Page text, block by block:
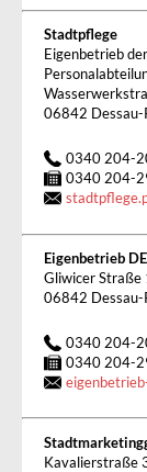
Stadtpflege
Eigenbetrieb
06842 Dessau-
0340 204-
0340 204-
Eigenbetrieb
Gliwicer Straße
06842 Dessau-
0340 204-
0340 204-
Kavalierstraße